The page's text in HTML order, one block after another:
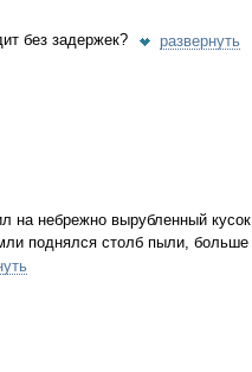
без задержек?
развернуть
на небрежно вырубленный кусок
поднялся столб пыли, больше